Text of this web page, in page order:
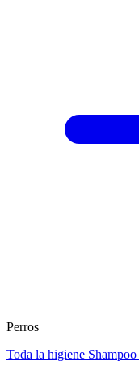
Perros
Toda la higiene Shampoo